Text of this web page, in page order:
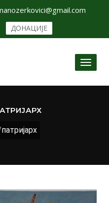
ДОНАЦИЈЕ
Toggle
патријарх